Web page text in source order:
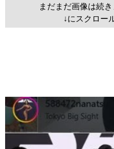
まだまだ画像は続
↓にスクロー